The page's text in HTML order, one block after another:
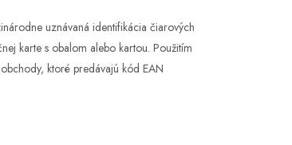
uznávaná identifikácia čiarových
karte s obalom alebo kartou. Použitím
ktoré predávajú kód EAN